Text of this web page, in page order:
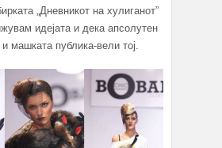
„Дневникот на хулиганот”
идејата и дека апсолутен
машката публика-вели тој.